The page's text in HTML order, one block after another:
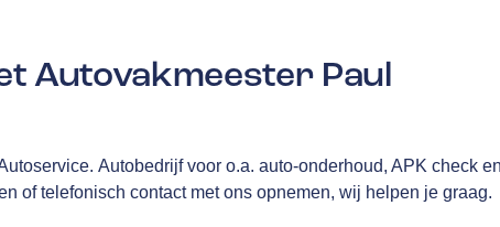
Autovakmeester Paul
Autobedrijf voor o.a. auto-onderhoud, APK check en
of telefonisch contact met ons opnemen, wij helpen je graag.